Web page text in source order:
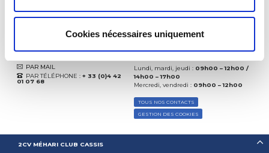
Cookies nécessaires uniquement
PAR MAIL
PAR TÉLÉPHONE : + 33 (0)4 42
01 07 68
Lundi, mardi, jeudi : 09h00 – 12h00 /
14h00 – 17h00
Mercredi, vendredi : 09h00 – 12h00
TOUS NOS CONTACTS
GESTION DES COOKIES
2CV MÉHARI CLUB CASSIS